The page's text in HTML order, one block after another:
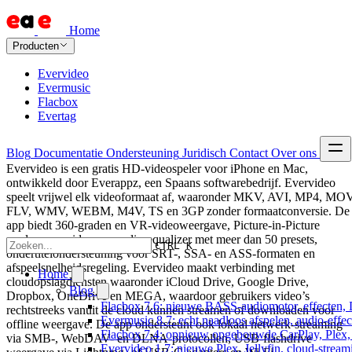
Home
Producten
Evervideo
Evermusic
Flacbox
Evertag
Blog Documentatie Ondersteuning Juridisch Contact Over ons
CTRL K
Home
Blog
Flacbox 7.6: nieuwe BASS-audiomotor, effecten,
Evermusic 8.7: echt naadloos afspelen, audio-
Flacbox 7.4: opnieuw opgebouwde CarPlay,
Evervideo 1.7: nieuwe Plex, Jellyfin, cloud-
Evervideo is een gratis HD-videospeler voor iPhone en Mac,
ontwikkeld door Everappz, een Spaans softwarebedrijf. Evervideo
speelt vrijwel elk videoformaat af, waaronder MKV, AVI, MP4,
FLV, WMV, WEBM, M4V, TS en 3GP zonder formaatconversie. De
app biedt 360-graden en VR-videoweergave, Picture-in-Picture
modus, een video- en audio-equalizer met meer dan 50 presets,
ondertitelondersteuning voor SRT-, SSA- en ASS-formaten en
afspeelsnelheidsregeling. Evervideo maakt verbinding met
cloudopslagdiensten waaronder iCloud Drive, Google Drive,
Dropbox, OneDrive en MEGA, waardoor gebruikers video’s
rechtstreeks vanuit de cloud kunnen streamen of downloaden voor
offline weergave. De app ondersteunt ook lokaal netwerk-streaming
via SMB-, WebDAV- en DLNA-protocollen, USB-flashdrive